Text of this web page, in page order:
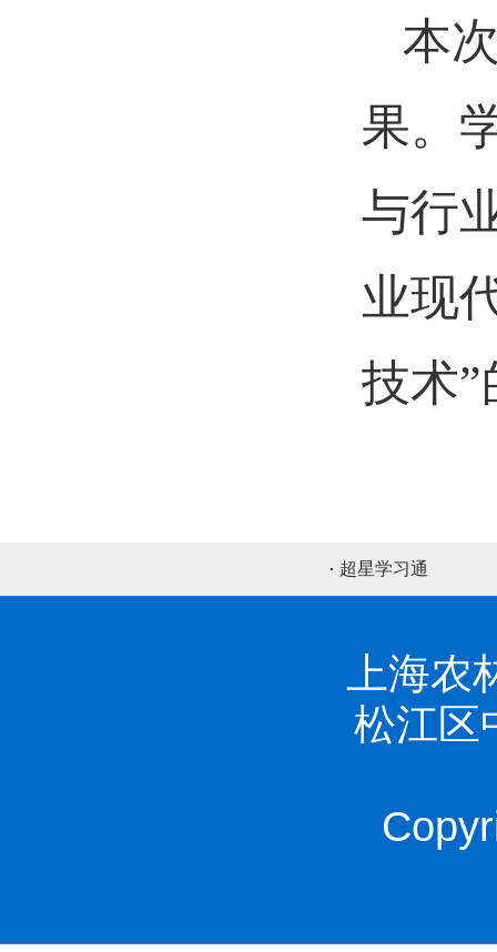
本
果。
与行
业现
技术
超星学习通
上海
松江区